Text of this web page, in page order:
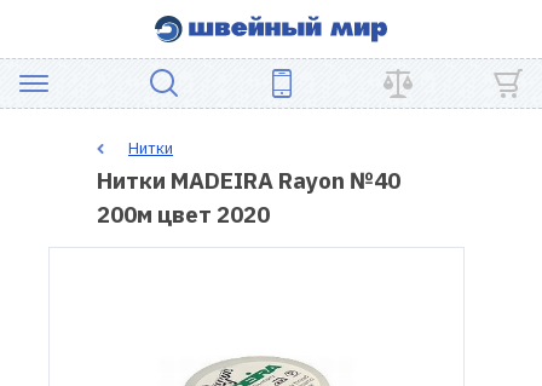
ШВЕЙНОЕ
ОБОРУДОВАНИЕ
Нитки
Нитки MADEIRA Rayon №40
200м цвет 2020